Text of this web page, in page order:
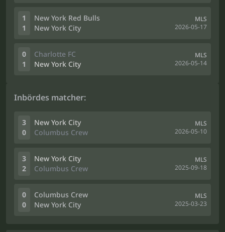
1
1
New York Red Bulls
New York City
MLS
2026-05-17
0
1
Charlotte FC
New York City
MLS
2026-05-14
Inbördes matcher:
3
0
New York City
Columbus Crew
MLS
2026-05-10
3
2
New York City
Columbus Crew
MLS
2025-09-18
0
0
Columbus Crew
New York City
MLS
2025-03-23